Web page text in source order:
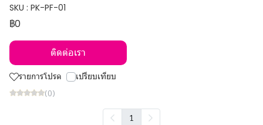
SKU : PK-PF-01
฿0
ติดต่อเรา
รายการโปรด เปรียบเทียบ
(0)
1